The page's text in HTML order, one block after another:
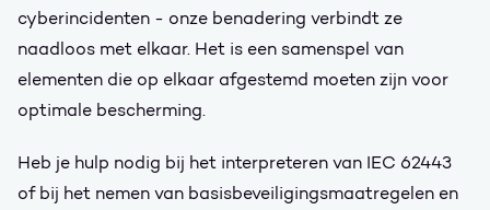
cyberincidenten - onze benadering verbindt ze
naadloos met elkaar. Het is een samenspel van
elementen die op elkaar afgestemd moeten zijn voor
optimale bescherming.
Heb je hulp nodig bij het interpreteren van IEC 62443
of bij het nemen van basisbeveiligingsmaatregelen en